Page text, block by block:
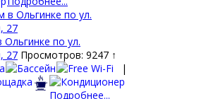
по ул.
27 Просмотров: 9247 ↑
|
Подробнее...